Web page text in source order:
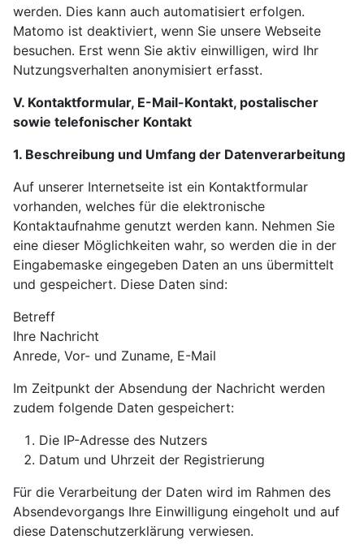
werden. Dies kann auch automatisiert erfolgen.
Matomo ist deaktiviert, wenn Sie unsere Webseite
besuchen. Erst wenn Sie aktiv einwilligen, wird Ihr
Nutzungsverhalten anonymisiert erfasst.
V. Kontaktformular, E-Mail-Kontakt, postalischer
sowie telefonischer Kontakt
1. Beschreibung und Umfang der Datenverarbeitung
Auf unserer Internetseite ist ein Kontaktformular
vorhanden, welches für die elektronische
Kontaktaufnahme genutzt werden kann. Nehmen Sie
eine dieser Möglichkeiten wahr, so werden die in der
Eingabemaske eingegeben Daten an uns übermittelt
und gespeichert. Diese Daten sind:
Betreff
Ihre Nachricht
Anrede, Vor- und Zuname, E-Mail
Im Zeitpunkt der Absendung der Nachricht werden
zudem folgende Daten gespeichert:
Die IP-Adresse des Nutzers
Datum und Uhrzeit der Registrierung
Für die Verarbeitung der Daten wird im Rahmen des
Absendevorgangs Ihre Einwilligung eingeholt und auf
diese Datenschutzerklärung verwiesen.